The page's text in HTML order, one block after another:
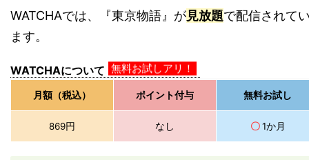
WATCHAでは、『東京物語』が見放題で配信されて
ます。
WATCHAについて 無料お試しアリ！
月額（税込） ポイント付与 無料お試し
869円 なし 〇1か月